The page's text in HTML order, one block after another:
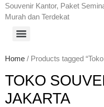
Souvenir Kantor, Paket
Murah dan Terdekat
Home / Products tagged
TOKO
JAKARTA